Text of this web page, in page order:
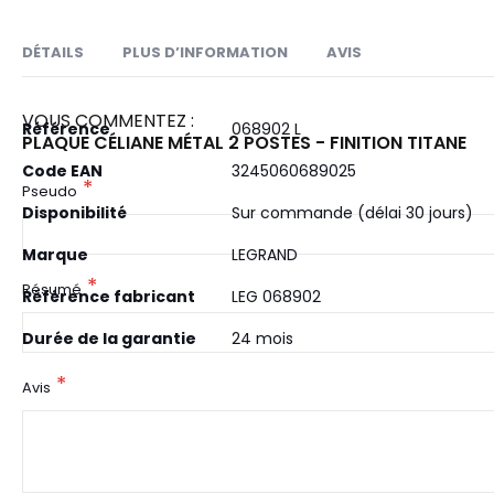
DÉTAILS
Plaque de couleur Céliane 2 postes
Collection Métal : des alliages brillants et
Finition Titane
Montage horizontal ou vertical
PLUS D’INFORMATION
Plus
d’information
Référence
068902 L
Code EAN
3245060689025
Disponibilité
Sur commande (délai 30 jours)
Marque
LEGRAND
Référence fabricant
LEG 068902
Durée de la garantie
24 mois
AVIS
VOUS COMMENTEZ :
PLAQUE CÉLIANE MÉTAL 2 POSTES - FINITION TITANE
Pseudo
Résumé
Avis